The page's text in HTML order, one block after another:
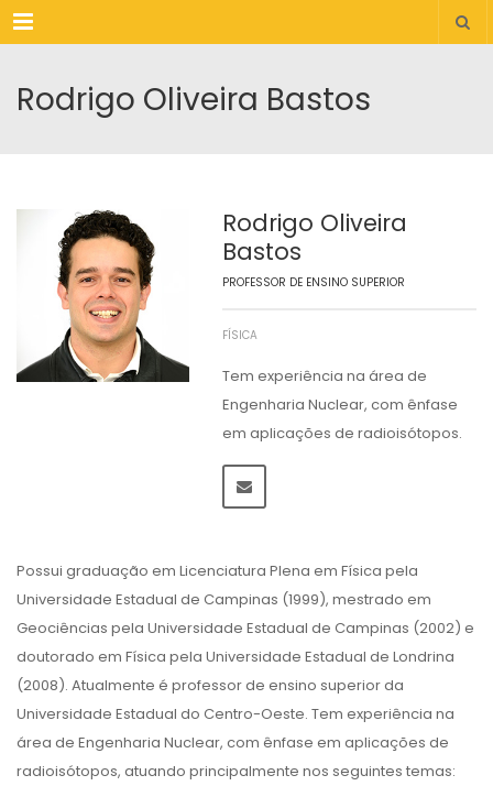
Menu
Rodrigo Oliveira Bastos
Rodrigo Oliveira
Bastos
PROFESSOR DE ENSINO SUPERIOR
FÍSICA
Tem experiência na área de
Engenharia Nuclear, com ênfase
em aplicações de radioisótopos.
Possui graduação em Licenciatura Plena em Física pela
Universidade Estadual de Campinas (1999), mestrado em
Geociências pela Universidade Estadual de Campinas (2002) e
doutorado em Física pela Universidade Estadual de Londrina
(2008). Atualmente é professor de ensino superior da
Universidade Estadual do Centro-Oeste. Tem experiência na
área de Engenharia Nuclear, com ênfase em aplicações de
radioisótopos, atuando principalmente nos seguintes temas: